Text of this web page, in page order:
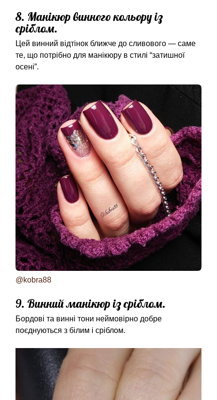
8. Манікюр винного кольору із
сріблом.
Цей винний відтінок ближче до сливового — саме
те, що потрібно для манікюру в стилі “затишної
осені”.
@kobra88
9. Винний манікюр із сріблом.
Бордові та винні тони неймовірно добре
поєднуються з білим і сріблом.